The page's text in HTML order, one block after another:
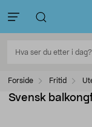
Forside Fritid
Svensk